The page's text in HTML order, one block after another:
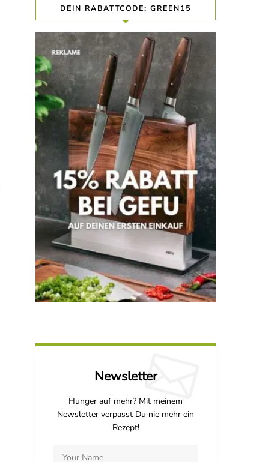
DEIN RABATTCODE: GREEN15
Newsletter
Hunger auf mehr? Mit meinem
Newsletter verpasst Du nie mehr ein
Rezept!